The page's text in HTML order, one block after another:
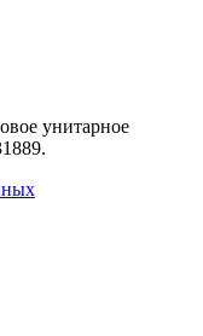
унитарное
.